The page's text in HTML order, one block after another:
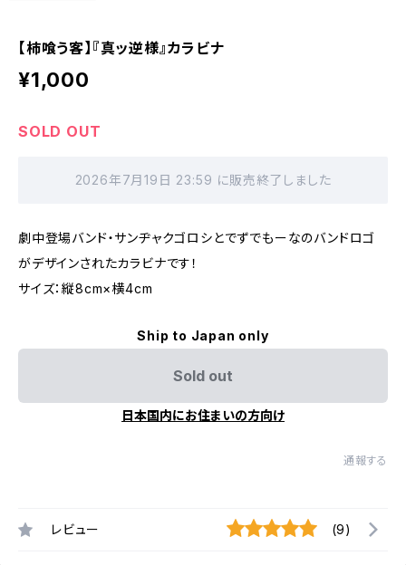
【柿喰う客】『真ッ逆様』カラビナ
¥1,000
SOLD OUT
2026年7月19日 23:59 に販売終了しました
劇中登場バンド・サンヂャクゴロシとでずでもーなのバンドロゴ
がデザインされたカラビナです！
サイズ：縦8cm×横4cm
Ship to Japan only
Sold out
日本国内にお住まいの方向け
通報する
レビュー (9)